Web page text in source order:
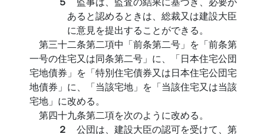
あると認めるときは、総裁又は建設大臣
に意見を提出することができる。
第三十二条第二項中「前条第二号」を「前条第
一号の住宅又は同条第二号」に、「日本住宅公団
宅地債券」を「特別住宅債券又は日本住宅公団宅
地債券」に、「当該宅地」を「当該住宅又は当該
宅地」に改める。
第四十九条第二項を次のように改める。
２ 公団は、建設大臣の認可を受けて、第